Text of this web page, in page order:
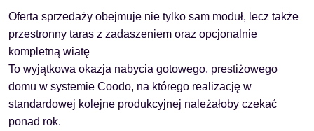
Oferta sprzedaży obejmuje nie tylko sam moduł, lecz także
przestronny taras z zadaszeniem oraz opcjonalnie
kompletną wiatę
To wyjątkowa okazja nabycia gotowego, prestiżowego
domu w systemie Coodo, na którego realizację w
standardowej kolejne produkcyjnej należałoby czekać
ponad rok.